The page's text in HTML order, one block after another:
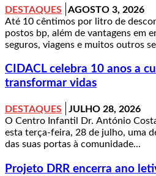
DESTAQUES
AGOSTO 3, 2026
Até 10 cêntimos por litro de
postos bp, além de vantagens em
seguros, viagens e muitos outros
CIDACL celebra 10 anos a
transformar vidas
DESTAQUES
JULHO 28, 2026
O Centro Infantil Dr. António
esta terça-feira, 28 de julho, uma
das suas portas à comunidade...
Projeto DRR encerra ano